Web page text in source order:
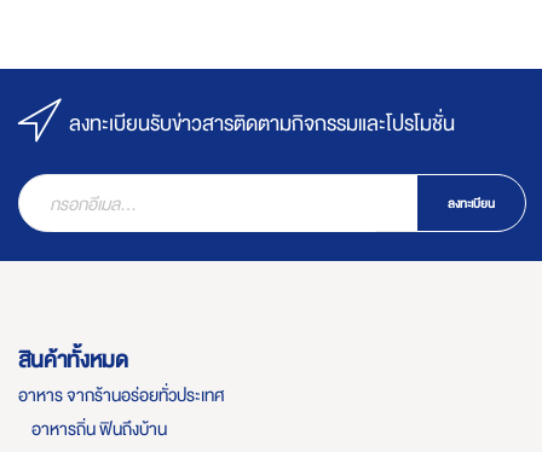
ลงทะเบียนรับข่าวสารติดตามกิจกรรมและโปรโมชั่น
ลงทะเบียน
สินค้าทั้งหมด
อาหาร จากร้านอร่อยทั่วประเทศ
อาหารถิ่น ฟินถึงบ้าน